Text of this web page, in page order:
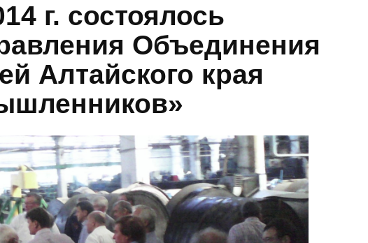
г. состоялось
Объединения
Алтайского края